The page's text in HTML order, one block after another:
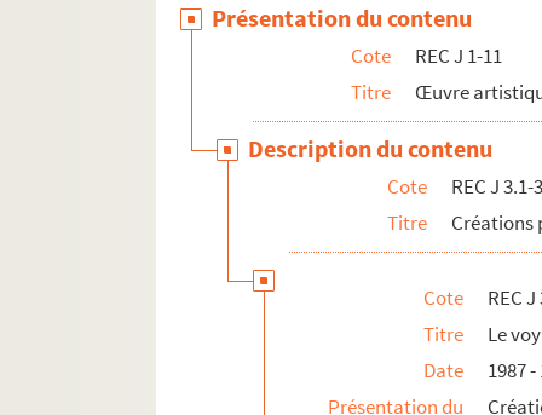
REC J 6.1-2. Textes de pièce
REC J 7.1-2. Droits d'auteur
REC J 8.1-3. Écrits et recherches
REC J 9.1-2. Alain Recoing directeur
REC J 10.1-2. Alain Recoing militant de
REC L 1. Archives des collaborateurs d'Alain
REC M 1-4. Documentation générale sur la
REC T 1-3. Documents photographiques et
Présentation du contenu
Cote
REC J 1-11
Titre
Œuvre
Description du contenu
Cote
REC J 3.1-
Titre
Créations
Cote
REC
Titre
Le
Date
1987 -
Présentation du